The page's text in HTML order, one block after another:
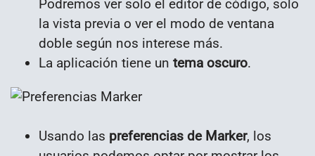
Podremos ver solo el editor de código, solo
la vista previa o ver el modo de ventana
doble según nos interese más.
La aplicación tiene un tema oscuro.
Usando las preferencias de Marker, los